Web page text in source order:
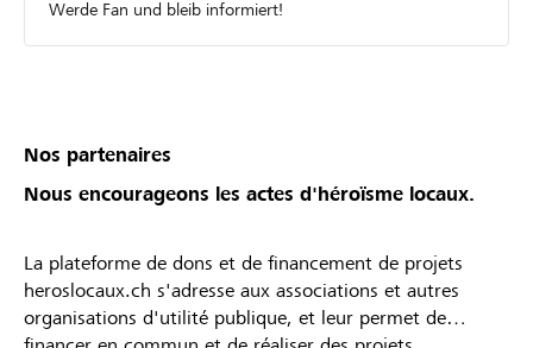
Werde Fan und bleib informiert!
Nos partenaires
Nous encourageons les actes d'héroïsme locaux.
La plateforme de dons et de financement de projets
heroslocaux.ch s'adresse aux associations et autres
organisations d'utilité publique, et leur permet de